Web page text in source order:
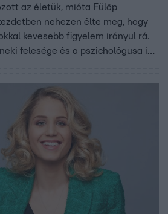
az életük, mióta Fülöp
nehezen élte meg, hogy
kevesebb figyelem irányul rá.
felesége és a pszichológusa is,